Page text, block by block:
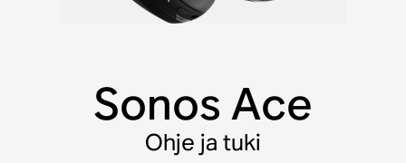
Sonos Ace
Ohje ja tuki